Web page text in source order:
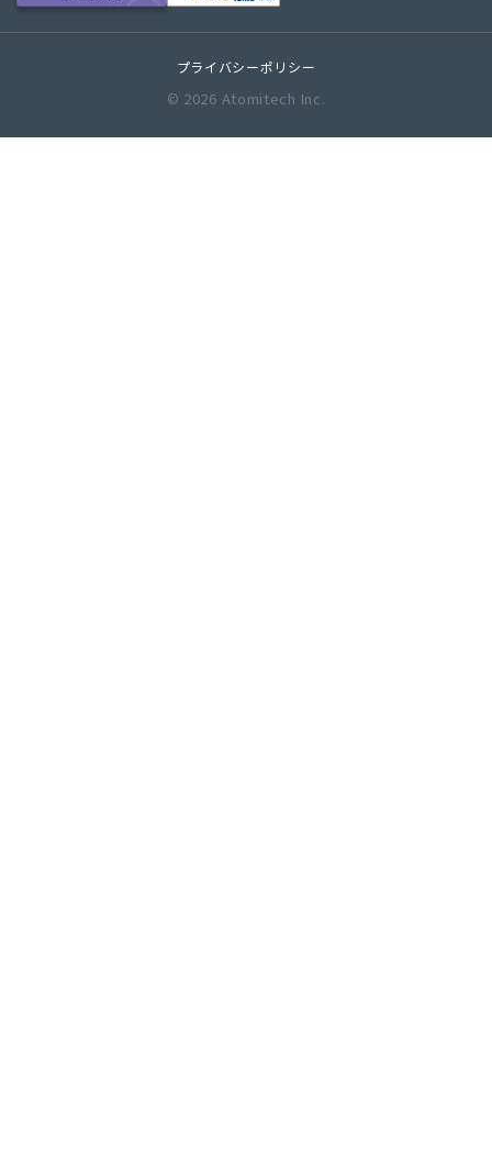
プライバシーポリシー
© 2026 Atomitech Inc.